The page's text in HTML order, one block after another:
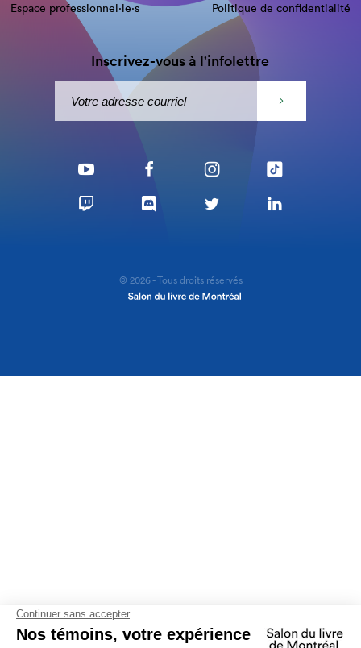
Espace professionnel·le⋅s
Politique de confidentialité
Inscrivez-vous à l'infolettre
© 2026 - Tous droits réservés